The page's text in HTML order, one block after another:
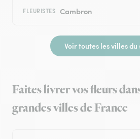
FLEURISTES Cambron
Voir toutes les villes du
Faites livrer vos fleurs
grandes villes de France